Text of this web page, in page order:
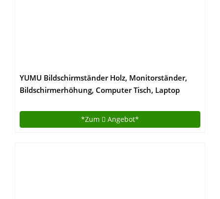
YUMU Bildschirmständer Holz, Monitorständer,
Bildschirmerhöhung, Computer Tisch, Laptop
Büro und Studierenden in Schwarz MY1005
*Zum Angebot*